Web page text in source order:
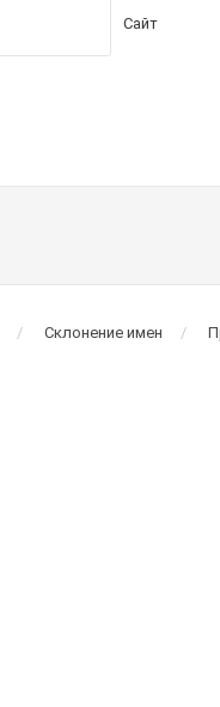
Сайт
Склонение имен